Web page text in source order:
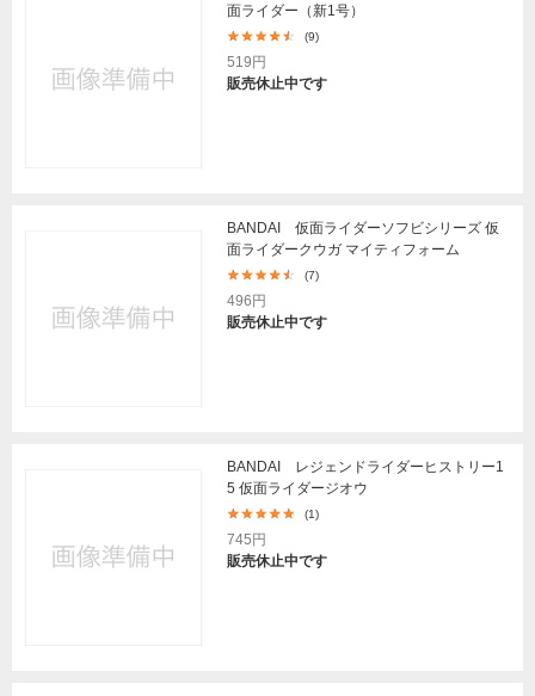
面ライダー（新1号）
(9)
519円
販売休止中です
BANDAI 仮面ライダーソフビシリーズ 仮
面ライダークウガ マイティフォーム
(7)
496円
販売休止中です
BANDAI レジェンドライダーヒストリー1
5 仮面ライダージオウ
(1)
745円
販売休止中です